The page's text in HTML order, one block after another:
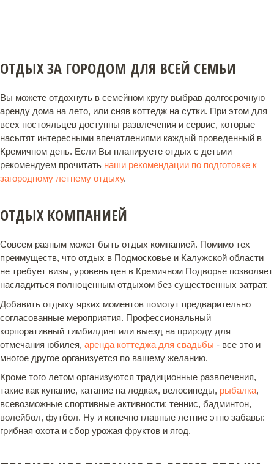
ОТДЫХ ЗА ГОРОДОМ ДЛЯ ВСЕЙ СЕМЬИ
Вы можете отдохнуть в семейном кругу выбрав долгосрочную
аренду дома на лето, или сняв коттедж на сутки. При этом для
всех постояльцев доступны развлечения и сервис, которые
насытят интересными впечатлениями каждый проведенный в
Кремичном день. Если Вы планируете отдых с детьми
рекомендуем прочитать наши рекомендации по подготовке к
загородному летнему отдыху.
ОТДЫХ КОМПАНИЕЙ
Совсем разным может быть отдых компанией. Помимо тех
преимуществ, что отдых в Подмосковье и Калужской области
не требует визы, уровень цен в Кремичном Подворье позволяет
насладиться полноценным отдыхом без существенных затрат.
Добавить отдыху ярких моментов помогут предварительно
согласованные мероприятия. Профессиональный
корпоративный тимбилдинг или выезд на природу для
отмечания юбилея, аренда коттеджа для свадьбы - все это и
многое другое организуется по вашему желанию.
Кроме того летом организуются традиционные развлечения,
такие как купание, катание на лодках, велосипеды, рыбалка,
всевозможные спортивные активности: теннис, бадминтон,
волейбол, футбол. Ну и конечно главные летние этно забавы:
грибная охота и сбор урожая фруктов и ягод.